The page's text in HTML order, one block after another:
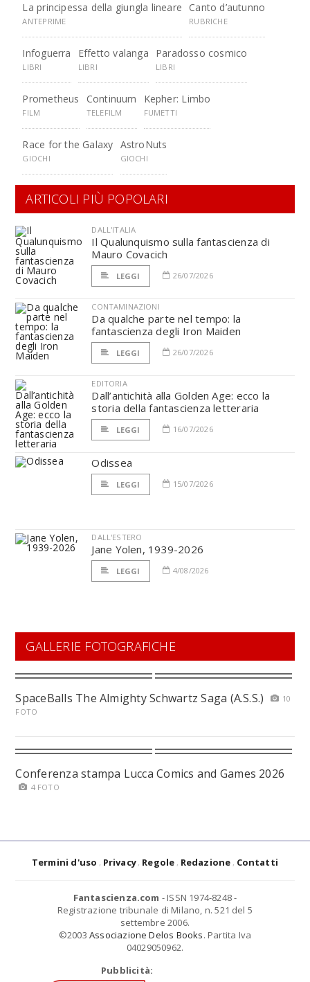
La principessa della giungla lineare
ANTEPRIME
Canto d’autunno
RUBRICHE
Infoguerra
LIBRI
Effetto valanga
LIBRI
Paradosso cosmico
LIBRI
Prometheus
FILM
Continuum
TELEFILM
Kepher: Limbo
FUMETTI
Race for the Galaxy
GIOCHI
AstroNuts
GIOCHI
ARTICOLI PIÙ POPOLARI
DALL'ITALIA
Il Qualunquismo sulla fantascienza di
Mauro Covacich
LEGGI 26/07/2026
CONTAMINAZIONI
Da qualche parte nel tempo: la
fantascienza degli Iron Maiden
LEGGI 26/07/2026
EDITORIA
Dall’antichità alla Golden Age: ecco la
storia della fantascienza letteraria
LEGGI 16/07/2026
Odissea
LEGGI 15/07/2026
DALL'ESTERO
Jane Yolen, 1939-2026
LEGGI 4/08/2026
GALLERIE FOTOGRAFICHE
SpaceBalls The Almighty Schwartz Saga (A.S.S.)
10
FOTO
Conferenza stampa Lucca Comics and Games 2026
4 FOTO
Termini d'uso Privacy Regole Redazione Contatti
Fantascienza.com - ISSN 1974-8248 -
Registrazione tribunale di Milano, n. 521 del 5
settembre 2006.
©2003 Associazione Delos Books. Partita Iva
04029050962.
Pubblicità: